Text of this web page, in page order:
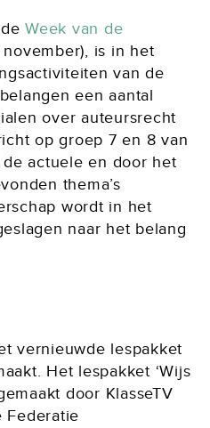
deWeek van de
november), is in het
van de
een aantal
over auteursrecht
op groep 7 en 8 van
actuele en door het
thema’s
wordt in het
naar het belang
vernieuwde lespakket
Het lespakket ‘Wijs
door KlasseTV
Federatie